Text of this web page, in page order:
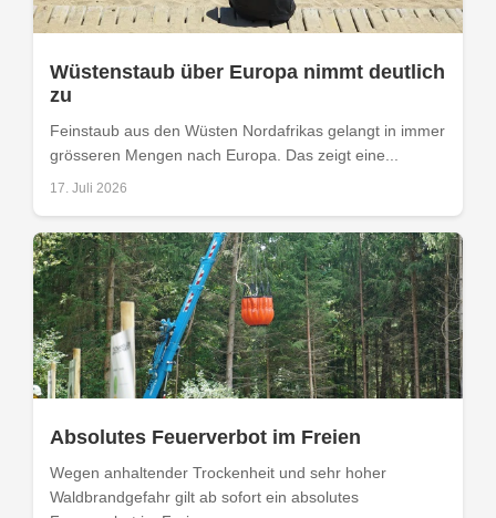
Wüstenstaub über Europa nimmt deutlich
zu
Feinstaub aus den Wüsten Nordafrikas gelangt in immer
grösseren Mengen nach Europa. Das zeigt eine...
17. Juli 2026
Absolutes Feuerverbot im Freien
Wegen anhaltender Trockenheit und sehr hoher
Waldbrandgefahr gilt ab sofort ein absolutes